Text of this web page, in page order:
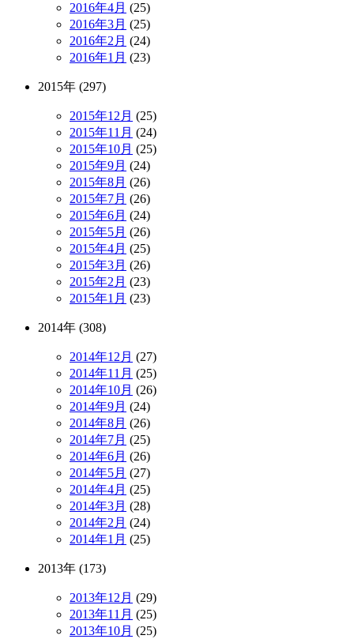
2016年4月 (25)
2016年3月 (25)
2016年2月 (24)
2016年1月 (23)
2015年 (297)
2015年12月 (25)
2015年11月 (24)
2015年10月 (25)
2015年9月 (24)
2015年8月 (26)
2015年7月 (26)
2015年6月 (24)
2015年5月 (26)
2015年4月 (25)
2015年3月 (26)
2015年2月 (23)
2015年1月 (23)
2014年 (308)
2014年12月 (27)
2014年11月 (25)
2014年10月 (26)
2014年9月 (24)
2014年8月 (26)
2014年7月 (25)
2014年6月 (26)
2014年5月 (27)
2014年4月 (25)
2014年3月 (28)
2014年2月 (24)
2014年1月 (25)
2013年 (173)
2013年12月 (29)
2013年11月 (25)
2013年10月 (25)